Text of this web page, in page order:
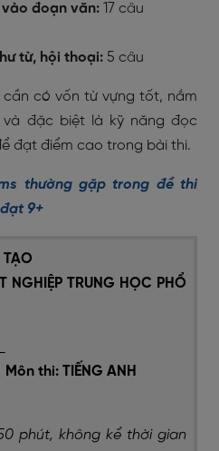
đoạn văn: 17 câu
từ, hội thoại: 5 câu
cần có vốn từ vựng tốt, nắm
đặc biệt là kỹ năng đọc
đạt điểm cao trong bài thi.
thường gặp trong đề thi
9+
VÀ ĐÀO TẠO
TRUNG HỌC PHỔ
ANH
phút, không kể thời gian